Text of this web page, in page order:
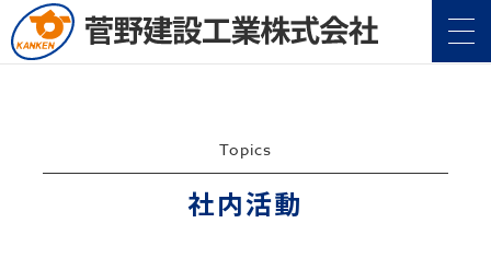
Topics
社内活動